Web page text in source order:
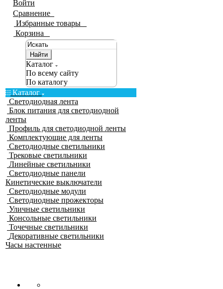
Войти
Сравнение
Избранные товары
Корзина
Найти
Каталог
По всему сайту
По каталогу
Каталог
Светодиодная лента
Блок питания для светодиодной
ленты
Профиль для светодиодной ленты
Комплектующие для ленты
Светодиодные светильники
Трековые светильники
Линейные светильники
Светодиодные панели
Кинетические выключатели
Светодиодные модули
Светодиодные прожекторы
Уличные светильники
Консольные светильники
Точечные светильники
Декоративные светильники
Часы настенные